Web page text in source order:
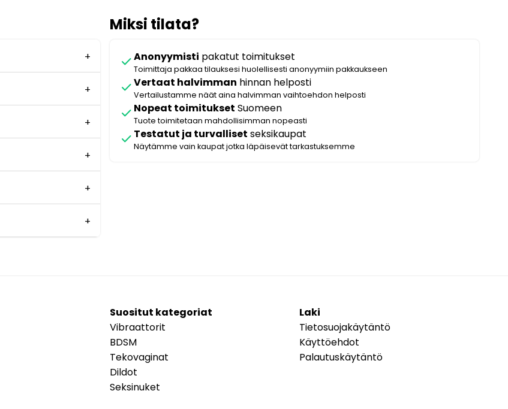
Miksi tilata?
checkAnonyymisti pakatut toimitukset
Toimittaja pakkaa tilauksesi huolellisesti anonyymiin pakkaukseen
checkVertaat halvimman hinnan helposti
Vertailustamme näät aina halvimman vaihtoehdon helposti
check Nopeat toimitukset Suomeen
Tuote toimitetaan mahdollisimman nopeasti
check Testatut ja turvalliset seksikaupat
Näytämme vain kaupat jotka läpäisevät tarkastuksemme
Suositut kategoriat
Vibraattorit
BDSM
Tekovaginat
Dildot
Seksinuket
Laki
Tietosuojakäytäntö
Käyttöehdot
Palautuskäytäntö